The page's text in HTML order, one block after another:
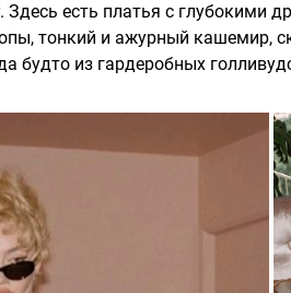
есть платья с глубокими
тонкий и ажурный кашемир,
будто из гардеробных